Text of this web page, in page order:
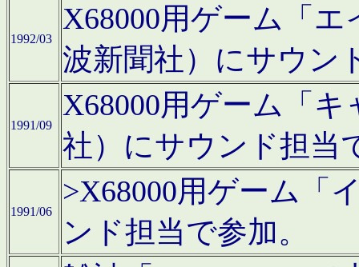
1992/03
X68000用ゲーム「
波新聞社）にサウン
1991/09
X68000用ゲーム「
社）にサウンド担当
1991/06
>X68000用ゲーム「
ンド担当で参加。